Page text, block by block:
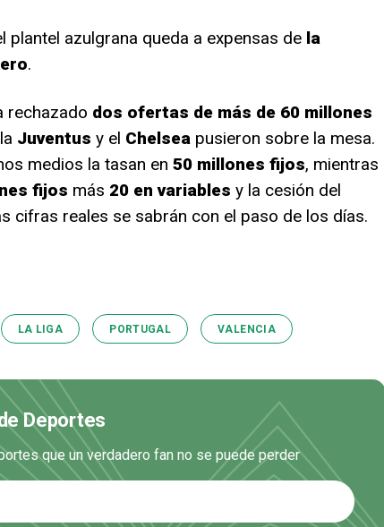
azulgrana queda a expensas dela
.
rechazado dos ofertas de más de 60 millones
Juventus y el Chelsea pusieron sobre la mesa.
medios la tasan en 50 millones fijos, mientras
fijos más 20 en variables y la cesión del
cifras reales se sabrán con el paso de los días.
LA LIGA PORTUGAL VALENCIA
Deportes
que un verdadero fan no se puede perder